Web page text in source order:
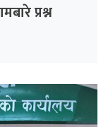
प्रश्न